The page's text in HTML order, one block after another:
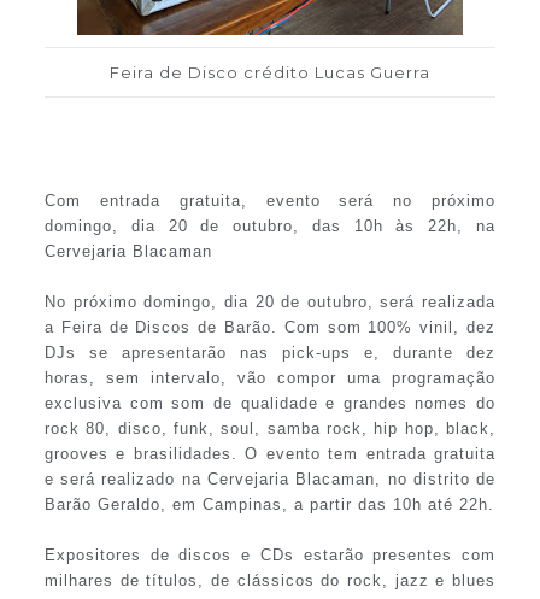
Feira de Disco crédito Lucas Guerra
Com entrada gratuita, evento será no próximo
domingo, dia 20 de outubro, das 10h às 22h, na
Cervejaria Blacaman
No próximo domingo, dia 20 de outubro, será realizada
a Feira de Discos de Barão. Com som 100% vinil, dez
DJs se apresentarão nas pick-ups e, durante dez
horas, sem intervalo, vão compor uma programação
exclusiva com som de qualidade e grandes nomes do
rock 80, disco, funk, soul, samba rock, hip hop, black,
grooves e brasilidades. O evento tem entrada gratuita
e será realizado na Cervejaria Blacaman, no distrito de
Barão Geraldo, em Campinas, a partir das 10h até 22h.
Expositores de discos e CDs estarão presentes com
milhares de títulos, de clássicos do rock, jazz e blues